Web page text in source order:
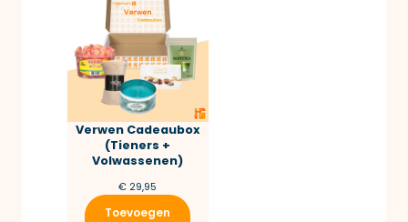
Verwen Cadeaubox
(Tieners +
Volwassenen)
€ 29,95
Toevoegen